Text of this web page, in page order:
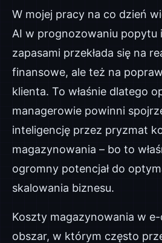
W mojej pracy na co dzień
AI w prognozowaniu popytu
zapasami przekłada się na
finansowe, ale też na
klienta. To właśnie dlatego
managerowie powinni
inteligencję przez pryzmat
magazynowania – bo to
ogromny potencjał do
skalowania biznesu.
Koszty magazynowania w
obszar, w którym często